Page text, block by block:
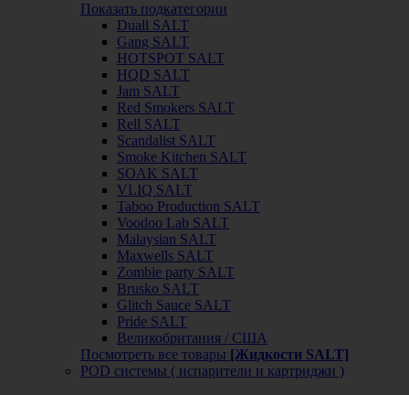
Показать подкатегории
Duall SALT
Gang SALT
HOTSPOT SALT
HQD SALT
Jam SALT
Red Smokers SALT
Rell SALT
Scandalist SALT
Smoke Kitchen SALT
SOAK SALT
VLIQ SALT
Taboo Production SALT
Voodoo Lab SALT
Malaysian SALT
Maxwells SALT
Zombie party SALT
Brusko SALT
Glitch Sauce SALT
Pride SALT
Великобритания / США
Посмотреть все товары [Жидкости SALT]
POD системы ( испарители и картриджи )